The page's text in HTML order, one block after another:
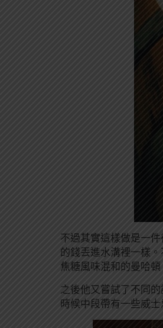
不過其實這樣做是一
的錢丟進水溝裡一樣
焦糖風味混和的曼哈頓
之後他又嘗試了不同
時候中段帶有一些威